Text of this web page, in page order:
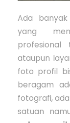
Ada
yang
ataupun
foto profil
beragam
fotografi,
satuan